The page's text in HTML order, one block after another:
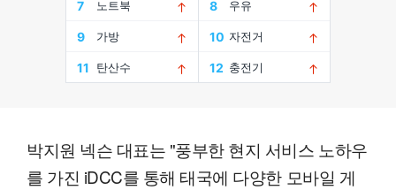
박지원 넥슨 대표는 "풍부한 현지 서비스 노하우
를 가진 iDCC를 통해 태국에 다양한 모바일 게